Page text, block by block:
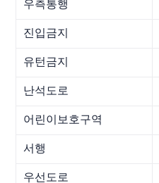
우측통행
진입금지
유턴금지
난석도로
어린이보호구역
서행
우선도로